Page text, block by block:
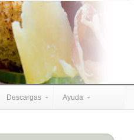
Descargas Ayuda